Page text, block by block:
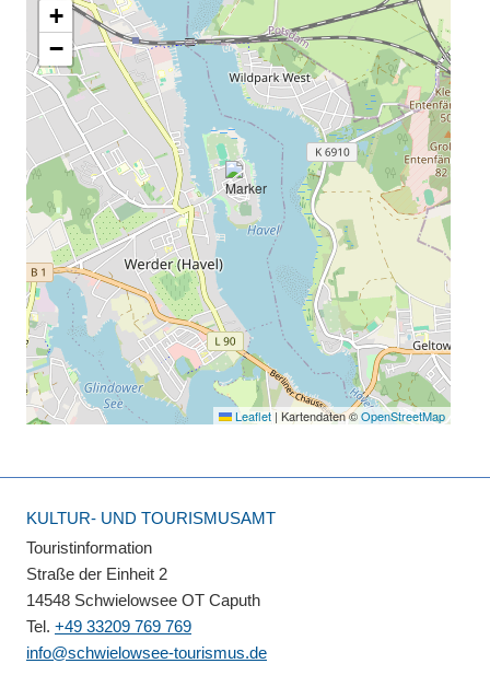
+
−
Leaflet| Kartendaten ©OpenStreetMap
KULTUR- UND TOURISMUSAMT
Touristinformation
Straße der Einheit 2
14548 Schwielowsee OT Caputh
Tel. +49 33209 769 769
info@schwielowsee-tourismus.de